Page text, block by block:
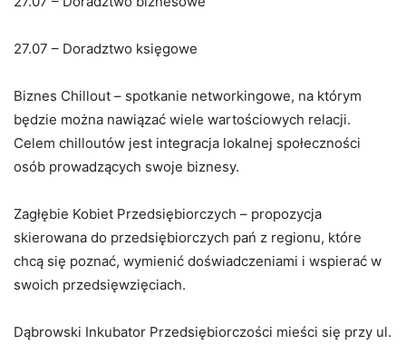
27.07 – Doradztwo księgowe
Biznes Chillout – spotkanie networkingowe, na którym
będzie można nawiązać wiele wartościowych relacji.
Celem chilloutów jest integracja lokalnej społeczności
osób prowadzących swoje biznesy.
Zagłębie Kobiet Przedsiębiorczych – propozycja
skierowana do przedsiębiorczych pań z regionu, które
chcą się poznać, wymienić doświadczeniami i wspierać w
swoich przedsięwzięciach.
Dąbrowski Inkubator Przedsiębiorczości mieści się przy ul.